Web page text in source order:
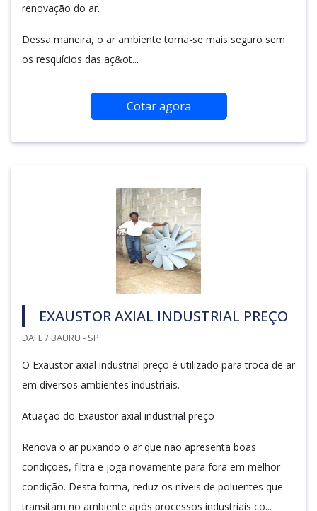
renovação do ar.
Dessa maneira, o ar ambiente torna-se mais seguro sem
os resquícios das aç&ot...
Cotar agora
EXAUSTOR AXIAL INDUSTRIAL PREÇO
DAFE / BAURU - SP
O Exaustor axial industrial preço é utilizado para troca de ar
em diversos ambientes industriais.
Atuação do Exaustor axial industrial preço
Renova o ar puxando o ar que não apresenta boas
condições, filtra e joga novamente para fora em melhor
condição. Desta forma, reduz os níveis de poluentes que
transitam no ambiente após processos industriais co...